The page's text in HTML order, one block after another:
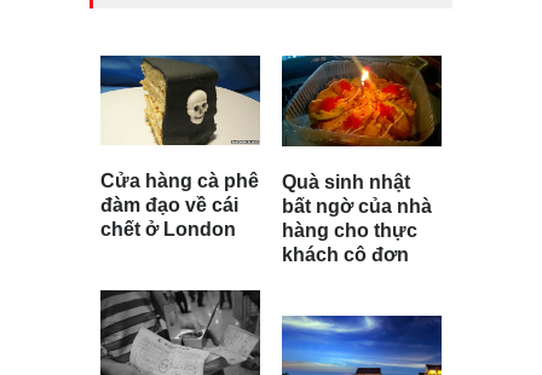
Cửa hàng cà phê
đàm đạo về cái
chết ở London
Quà sinh nhật
bất ngờ của nhà
hàng cho thực
khách cô đơn